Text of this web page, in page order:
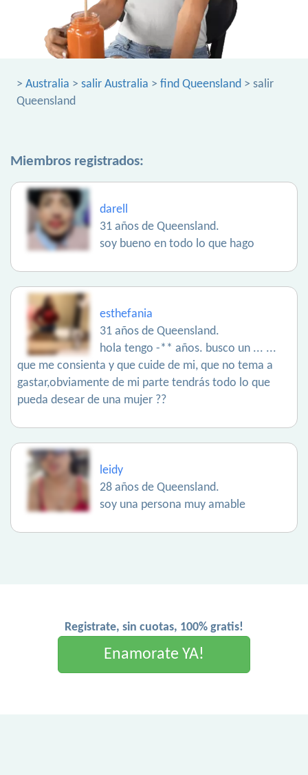
> Australia > salir Australia > find Queensland > salir
Queensland
Miembros registrados:
darell
31 años de Queensland.
soy bueno en todo lo que hago
esthefania
31 años de Queensland.
hola tengo -** años. busco un ... ...
que me consienta y que cuide de mi, que no tema a
gastar,obviamente de mi parte tendrás todo lo que
pueda desear de una mujer ??
leidy
28 años de Queensland.
soy una persona muy amable
Registrate, sin cuotas, 100% gratis!
Enamorate YA!